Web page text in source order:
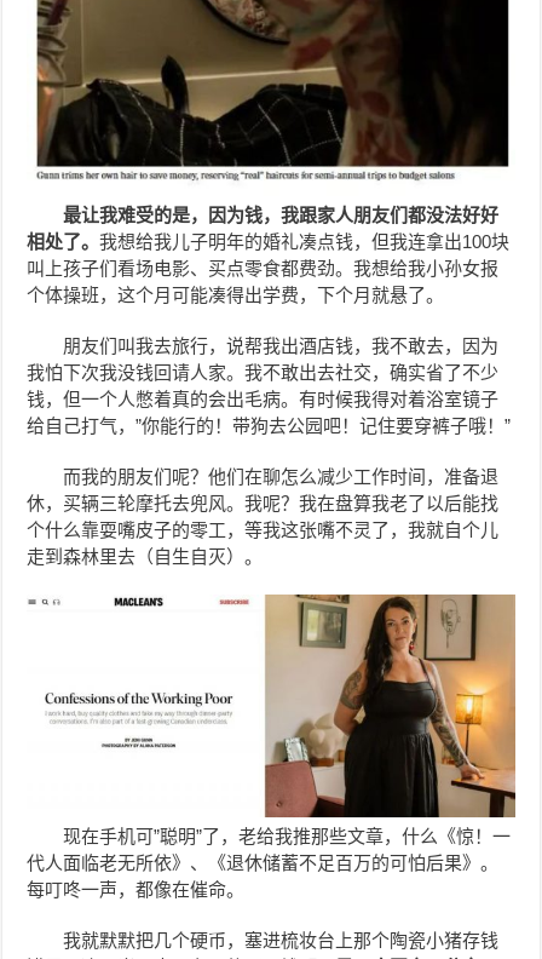
最让我难受的是，因为钱，我跟家人朋友们都没法好好
相处了。我想给我儿子明年的婚礼凑点钱，但我连拿出100块
叫上孩子们看场电影、买点零食都费劲。我想给我小孙女报
个体操班，这个月可能凑得出学费，下个月就悬了。
朋友们叫我去旅行，说帮我出酒店钱，我不敢去，因为
我怕下次我没钱回请人家。我不敢出去社交，确实省了不少
钱，但一个人憋着真的会出毛病。有时候我得对着浴室镜子
给自己打气，”你能行的！带狗去公园吧！记住要穿裤子哦！”
而我的朋友们呢？他们在聊怎么减少工作时间，准备退
休，买辆三轮摩托去兜风。我呢？我在盘算我老了以后能找
个什么靠耍嘴皮子的零工，等我这张嘴不灵了，我就自个儿
走到森林里去（自生自灭）。
现在手机可”聪明”了，老给我推那些文章，什么《惊！一
代人面临老无所依》、《退休储蓄不足百万的可怕后果》。
每叮咚一声，都像在催命。
我就默默把几个硬币，塞进梳妆台上那个陶瓷小猪存钱